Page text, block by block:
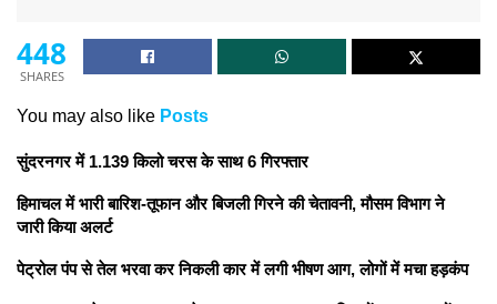
448
SHARES
You may also like Posts
सुंदरनगर में 1.139 किलो चरस के साथ 6 गिरफ्तार
हिमाचल में भारी बारिश-तूफान और बिजली गिरने की चेतावनी, मौसम विभाग ने
जारी किया अलर्ट
पेट्रोल पंप से तेल भरवा कर निकली कार में लगी भीषण आग, लोगों में मचा हड़कंप